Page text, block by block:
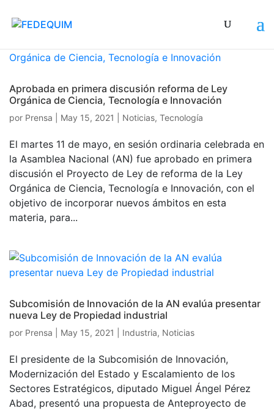
Aprobada en primera discusión reforma de Ley
Orgánica de Ciencia, Tecnología e Innovación
por Prensa May 15, 2021 Noticias, Tecnología
El martes 11 de mayo, en sesión ordinaria celebrada en
la Asamblea Nacional (AN) fue aprobado en primera
discusión el Proyecto de Ley de reforma de la Ley
Orgánica de Ciencia, Tecnología e Innovación, con el
objetivo de incorporar nuevos ámbitos en esta
materia, para...
Subcomisión de Innovación de la AN evalúa presentar
nueva Ley de Propiedad industrial
por Prensa May 15, 2021 Industria, Noticias
El presidente de la Subcomisión de Innovación,
Modernización del Estado y Escalamiento de los
Sectores Estratégicos, diputado Miguel Ángel Pérez
Abad, presentó una propuesta de Anteproyecto de